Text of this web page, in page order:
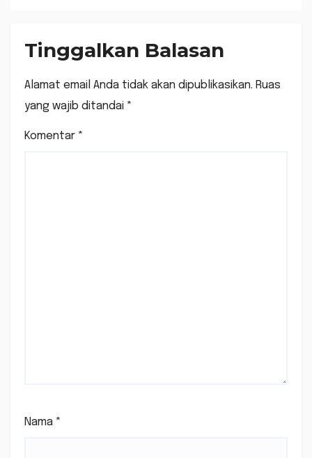
Tinggalkan Balasan
Alamat email Anda tidak akan dipublikasikan. Ruas
yang wajib ditandai *
Komentar *
Nama *